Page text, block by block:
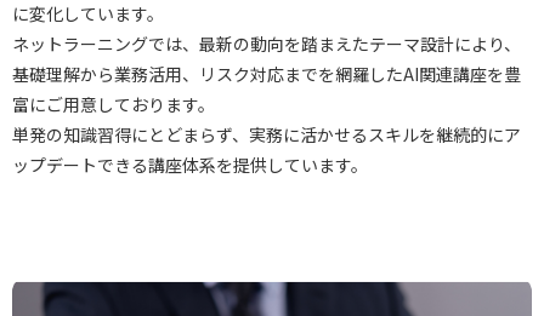
に変化しています。
ネットラーニングでは、最新の動向を踏まえたテーマ設計により、
基礎理解から業務活用、リスク対応までを網羅したAI関連講座を豊
富にご用意しております。
単発の知識習得にとどまらず、実務に活かせるスキルを継続的にア
ップデートできる講座体系を提供しています。